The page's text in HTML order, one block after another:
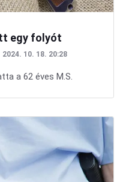
egy folyót
2024. 10. 18. 20:28
a 62 éves M.S.